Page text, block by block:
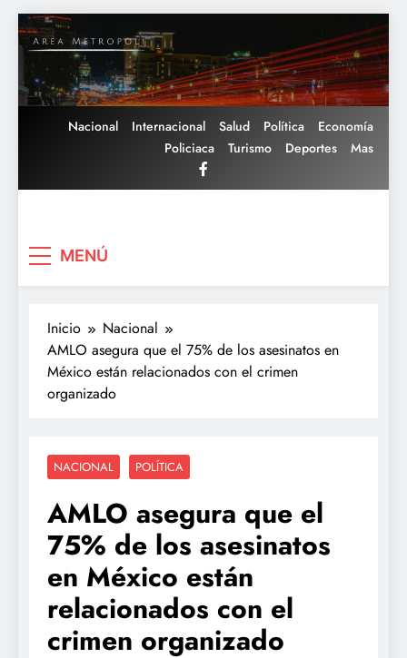
Saltar
al
contenido
Nacional Internacional Salud Política
Economía
Policiaca
Turismo Deportes Mas
MENÚ
Inicio
Nacional
AMLO asegura que el 75% de los asesinatos en
México están relacionados con el crimen
organizado
NACIONAL POLÍTICA
AMLO asegura que el
75% de los asesinatos
en México están
relacionados con el
crimen organizado